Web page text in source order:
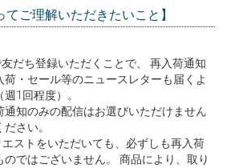
てご理解いただきたいこと】
友だち登録いただくことで、 再入荷通知
・セール等のニュースレターも届くよ
1回程度）。
通知のみの配信はお選びいただけません
さい。
ストをいただいても、必ずしも再入荷
ではございません。 商品により、取り